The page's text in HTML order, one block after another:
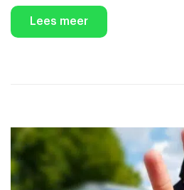
Lees meer